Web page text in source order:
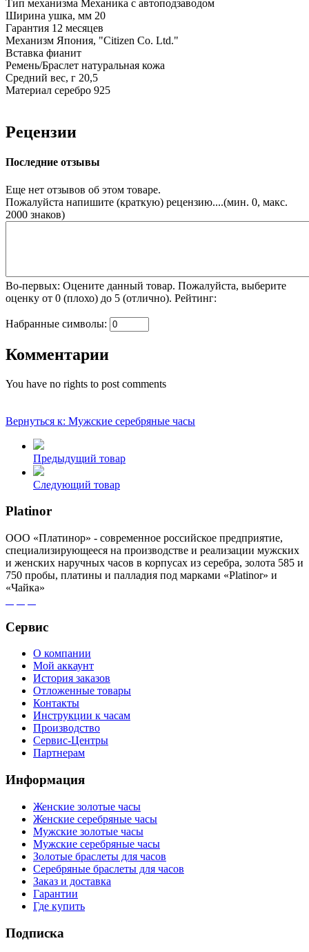
Тип механизма Механика с автоподзаводом
Ширина ушка, мм 20
Гарантия 12 месяцев
Механизм Япония, "Citizen Co. Ltd."
Вставка фианит
Ремень/Браслет натуральная кожа
Средний вес, г 20,5
Материал серебро 925
Рецензии
Последние отзывы
Еще нет отзывов об этом товаре.
Пожалуйста напишите (краткую) рецензию....(мин. 0, макс.
2000 знаков)
Во-первых: Оцените данный товар. Пожалуйста, выберите
оценку от 0 (плохо) до 5 (отлично). Рейтинг:
Набранные символы:
Комментарии
You have no rights to post comments
Вернуться к: Мужские серебряные часы
Предыдущий товар
Следующий товар
Platinor
ООО «Платинор» - современное российское предприятие,
специализирующееся на производстве и реализации мужских
и женских наручных часов в корпусах из серебра, золота 585 и
750 пробы, платины и палладия под марками «Platinor» и
«Чайка»
Сервис
О компании
Мой аккаунт
История заказов
Отложенные товары
Контакты
Инструкции к часам
Производство
Сервис-Центры
Партнерам
Информация
Женские золотые часы
Женские серебряные часы
Мужские золотые часы
Мужские серебряные часы
Золотые браслеты для часов
Серебряные браслеты для часов
Заказ и доставка
Гарантии
Где купить
Подписка